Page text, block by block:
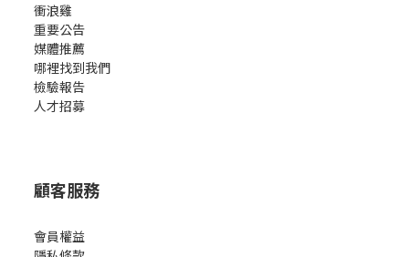
衝浪雞
重要公告
媒體推薦
哪裡找到我們
檢驗報告
人才招募
顧客服務
會員權益